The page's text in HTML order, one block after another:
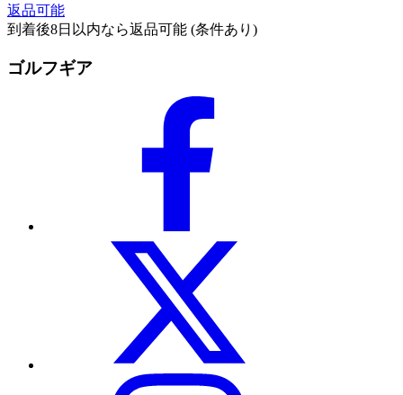
返品可能
到着後8日以内なら返品可能 (条件あり)
ゴルフギア